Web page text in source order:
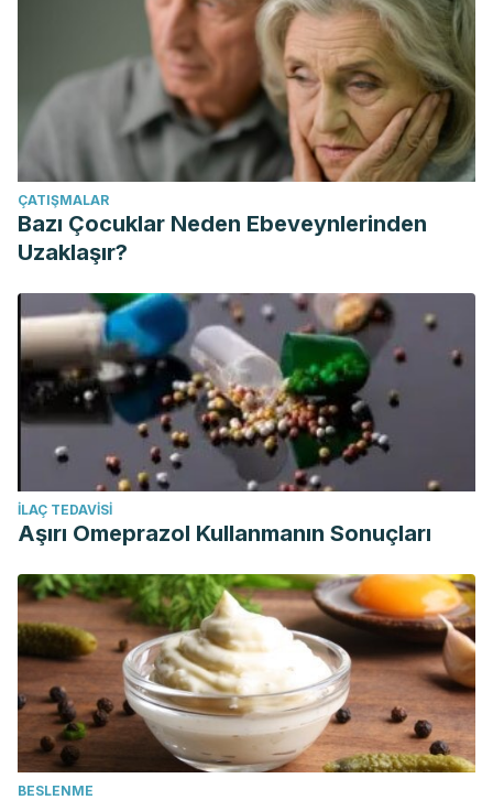
ÇATIŞMALAR
Bazı Çocuklar Neden Ebeveynlerinden
Uzaklaşır?
İLAÇ TEDAVISI
Aşırı Omeprazol Kullanmanın Sonuçları
BESLENME